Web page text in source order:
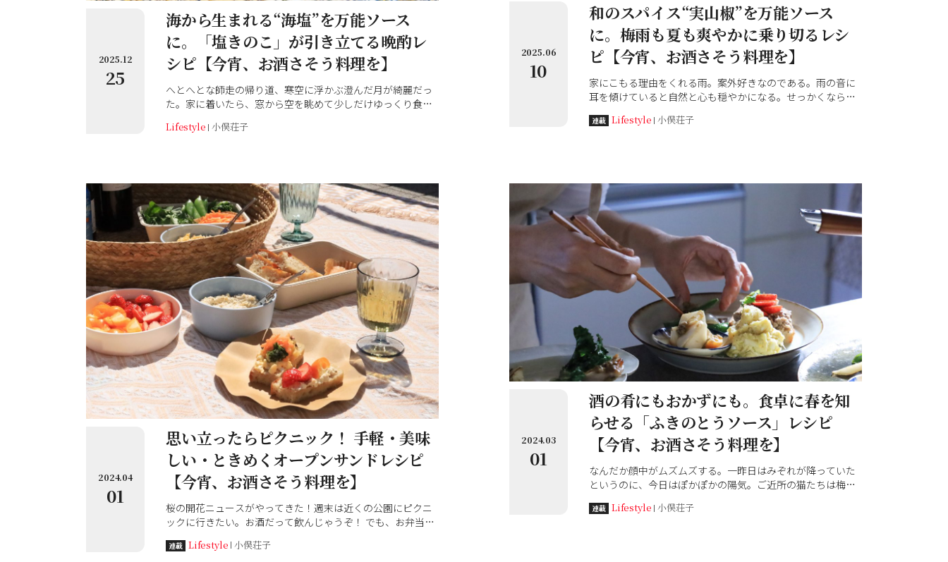
2025.12
25
海から生まれる“海塩”を万能ソース
に。「塩きのこ」が引き立てる晩酌レ
シピ【今宵、お酒さそう料理を】
へとへとな師走の帰り道、寒空に浮かぶ澄んだ月が綺麗だっ
た。家に着いたら、窓から空を眺めて少しだけゆっくり食事
お酒片手にきっと癒し時間が過ごせるはず。料理人・田中桂
在だ。今宵は、日本の海から生まれた「海塩（かいえん）」
ときのこを使ったソースの作り方、活用レシピを伺います。
Lifestyle 小俣荘子
2025.06
10
和のスパイス“実山椒”を万能ソース
に。梅雨も夏も爽やかに乗り切るレシ
ピ【今宵、お酒さそう料理を】
家にこもる理由をくれる雨。案外好きなのである。雨の音に
耳を傾けていると自然と心も穏やかになる。せっかくなら、
か。こんな時、私は料理人の田中 桂（かつら）さんを訪ね
します。
連載 Lifestyle 小俣荘子
2024.04
01
思い立ったらピクニック！ 手軽・美味
しい・ときめくオープンサンドレシピ
【今宵、お酒さそう料理を】
桜の開花ニュースがやってきた！週末は近くの公園にピクニ
ックに行きたい。お酒だって飲んじゃうぞ！ でも、お弁当を
そんな時の強い味方が、料理人の桂（かつら）さん。季節に
連載 Lifestyle 小俣荘子
2024.03
01
酒の肴にもおかずにも。食卓に春を知
らせる「ふきのとうソース」レシピ
【今宵、お酒さそう料理を】
なんだか顔中がムズムズする。一昨日はみぞれが降っていた
というのに、今日はぽかぽかの陽気。ご近所の猫たちは梅の
は花粉......春がやってきたのだろうか。 ひとまず、美味しいも
連載 Lifestyle 小俣荘子